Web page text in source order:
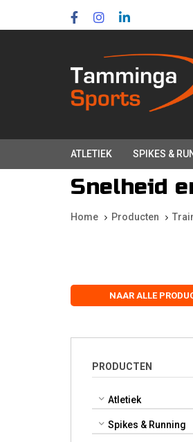
ATLETIEK SPIKES &
Snelheid
Home Producten
NAAR ALLE
PRODUCTEN
Atletiek
Spikes & Running